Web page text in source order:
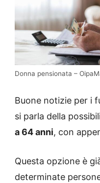
Donna pensionata –
Buone notizie per i
si parla della
a 64 anni, con
Questa opzione è
determinate